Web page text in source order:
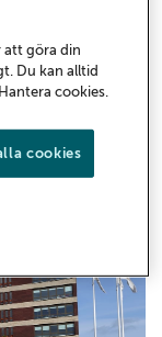
om
kontakta.
att göra din
Du kan alltid
cookies.
cookies